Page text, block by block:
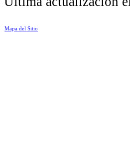
Mapa del Sitio